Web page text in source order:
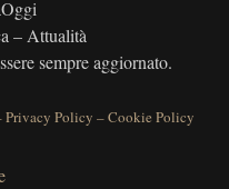
– Attualità
sempre aggiornato.
Privacy Policy –Cookie Policy